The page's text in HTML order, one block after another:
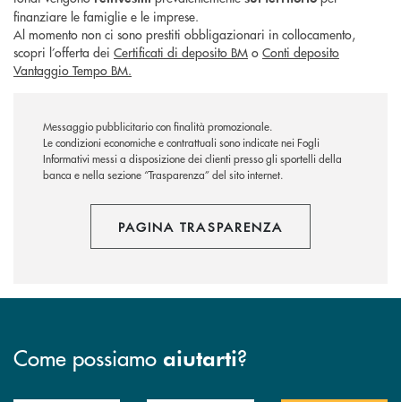
finanziare le famiglie e le imprese.
Al momento non ci sono prestiti obbligazionari in collocamento,
scopri l’offerta dei Certificati di deposito BM o Conti deposito
Vantaggio Tempo BM.
Messaggio pubblicitario con finalità promozionale.
Le condizioni economiche e contrattuali sono indicate nei Fogli
Informativi messi a disposizione dei clienti presso gli sportelli della
banca e nella sezione “Trasparenza” del sito internet.
PAGINA TRASPARENZA
Come possiamo aiutarti?